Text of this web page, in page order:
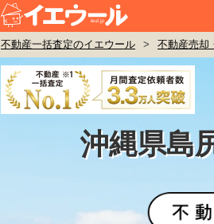
不動産一括査定のイエウール > 不動産売却
沖縄県島